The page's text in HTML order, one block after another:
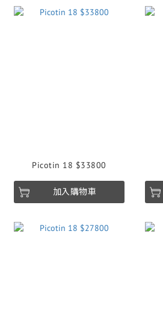
Picotin 18 $33800
加入購物車